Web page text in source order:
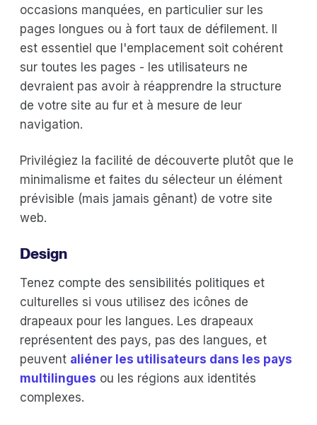
occasions manquées, en particulier sur les
pages longues ou à fort taux de défilement. Il
est essentiel que l'emplacement soit cohérent
sur toutes les pages - les utilisateurs ne
devraient pas avoir à réapprendre la structure
de votre site au fur et à mesure de leur
navigation.
Privilégiez la facilité de découverte plutôt que le
minimalisme et faites du sélecteur un élément
prévisible (mais jamais gênant) de votre site
web.
Design
Tenez compte des sensibilités politiques et
culturelles si vous utilisez des icônes de
drapeaux pour les langues. Les drapeaux
représentent des pays, pas des langues, et
peuvent aliéner les utilisateurs dans les pays
multilingues ou les régions aux identités
complexes.